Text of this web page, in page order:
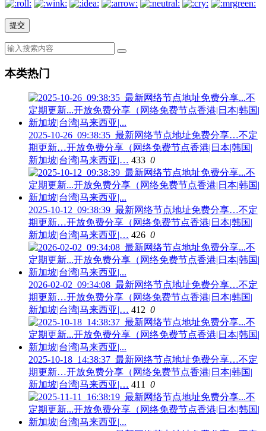
本类热门
2025-10-26_09:38:35_最新网络节点地址免费分享…不定
期更新…开放免费分享（网络免费节点香港|日本|韩国|
新加坡|台湾|马来西亚|… 433 0
2025-10-12_09:38:39_最新网络节点地址免费分享…不定
期更新…开放免费分享（网络免费节点香港|日本|韩国|
新加坡|台湾|马来西亚|… 426 0
2026-02-02_09:34:08_最新网络节点地址免费分享…不定
期更新…开放免费分享（网络免费节点香港|日本|韩国|
新加坡|台湾|马来西亚|… 412 0
2025-10-18_14:38:37_最新网络节点地址免费分享…不定
期更新…开放免费分享（网络免费节点香港|日本|韩国|
新加坡|台湾|马来西亚|… 411 0